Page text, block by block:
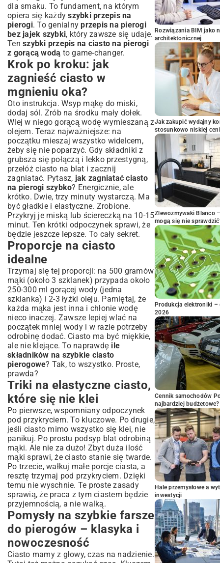
dla smaku. To fundament, na którym
opiera się każdyszybki przepis na
pierogi. To genialnyprzepis na pierogi
bez jajek szybki, który zawsze się udaje.
Ten szybki przepis na ciasto na pierogi
z gorącą wodą to game-changer.
Krok po kroku: jak
zagnieść ciasto w
mgnieniu oka?
Oto instrukcja. Wsyp mąkę do miski,
dodaj sól. Zrób na środku mały dołek.
Wlej w niego gorącą wodę wymieszaną z
olejem. Teraz najważniejsze: na
początku mieszaj wszystko widelcem,
żeby się nie poparzyć. Gdy składniki z
grubsza się połączą i lekko przestygną,
przełóż ciasto na blat i zacznij
zagniatać. Pytasz, jak zagniatać ciasto
na pierogi szybko? Energicznie, ale
krótko. Dwie, trzy minuty wystarczą. Ma
być gładkie i elastyczne. Zrobione.
Przykryj je miską lub ściereczką na 10-15
minut. Ten krótki odpoczynek sprawi, że
będzie jeszcze lepsze. To cały sekret.
Proporcje na ciasto
idealne
Trzymaj się tej proporcji: na 500 gramów
mąki (około 3 szklanek) przypada około
250-300 ml gorącej wody (jedna
szklanka) i 2-3 łyżki oleju. Pamiętaj, że
każda mąka jest inna i chłonie wodę
nieco inaczej. Zawsze lepiej wlać na
początek mniej wody i w razie potrzeby
odrobinę dodać. Ciasto ma być miękkie,
ale nie klejące. To naprawdę ile
składników na szybkie ciasto
pierogowe? Tak, to wszystko. Proste,
prawda?
Triki na elastyczne ciasto,
które się nie klei
Po pierwsze, wspomniany odpoczynek
pod przykryciem. To kluczowe. Po drugie,
jeśli ciasto mimo wszystko się klei, nie
panikuj. Po prostu podsyp blat odrobiną
mąki. Ale nie za dużo! Zbyt duża ilość
mąki sprawi, że ciasto stanie się twarde.
Po trzecie, wałkuj małe porcje ciasta, a
resztę trzymaj pod przykryciem. Dzięki
temu nie wyschnie. Te proste zasady
sprawią, że praca z tym ciastem będzie
przyjemnością, a nie walką.
Pomysły na szybkie farsze
do pierogów – klasyka i
nowoczesność
Ciasto mamy z głowy, czas na nadzienie.
Rozwiązania BIM jako
architektonicznej
Jak zakupić wydajny
stosunkowo niskiej
Zlewozmywaki Blanco
mogą się nie
Produkcja elektroniki –
2026
Cennik samochodów
najbardziej budżetowe?
Hale przemysłowe a
inwestycji